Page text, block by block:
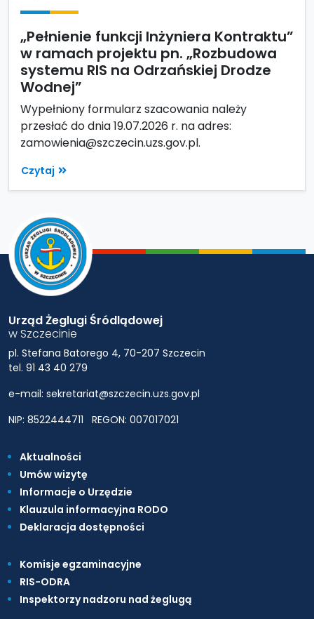
„Pełnienie funkcji Inżyniera Kontraktu”
w ramach projektu pn. „Rozbudowa
systemu RIS na Odrzańskiej Drodze
Wodnej”
Wypełniony formularz szacowania należy
przesłać do dnia 19.07.2026 r. na adres:
zamowienia@szczecin.uzs.gov.pl.
Czytaj
Urząd Żeglugi Śródlądowej
w Szczecinie
pl. Stefana Batorego 4, 70-207 Szczecin
tel. 91 43 40 279
e-mail: sekretariat@szczecin.uzs.gov.pl
NIP: 8522444711
REGON: 007017021
Aktualności
Umów wizytę
Informacje o Urzędzie
Klauzula informacyjna RODO
Deklaracja dostępności
Komisje egzaminacyjne
RIS-ODRA
Inspektorzy nadzoru nad żeglugą